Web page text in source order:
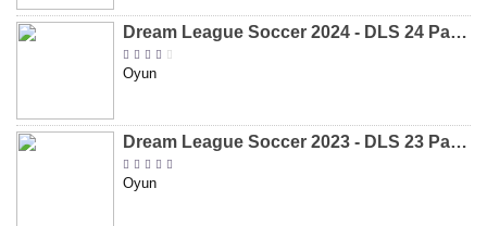
Dream League Soccer 2024 - DLS 24 Para Hileli MOD APK indir [v11.050]
Oyun
Dream League Soccer 2023 - DLS 23 Para Hileli MOD APK [v11.020]
Oyun